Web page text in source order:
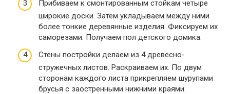
Прибиваем к смонтированным стойкам четыре
широкие доски. Затем укладываем между ними
более тонкие деревянные изделия. Фиксируем их
саморезами. Получаем пол детского домика.
Стены постройки делаем из 4 древесно-
стружечных листов. Раскраиваем их. По двум
сторонам каждого листа прикрепляем шурупами
брусья с заостренными нижними краями.